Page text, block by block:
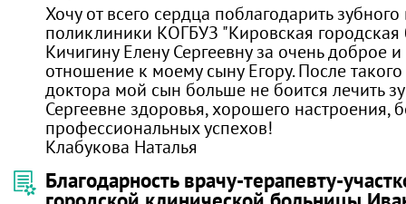
Хочу от всего сердца поблагодарить
поликлиники КОГБУЗ "Кировская
Кичигину Елену Сергеевну за очень доброе
отношение к моему сыну Егору. После
доктора мой сын больше не боится лечить
Сергеевне здоровья, хорошего настроения,
профессиональных успехов!
Клабукова Наталья
Благодарность врачу-терапевту-